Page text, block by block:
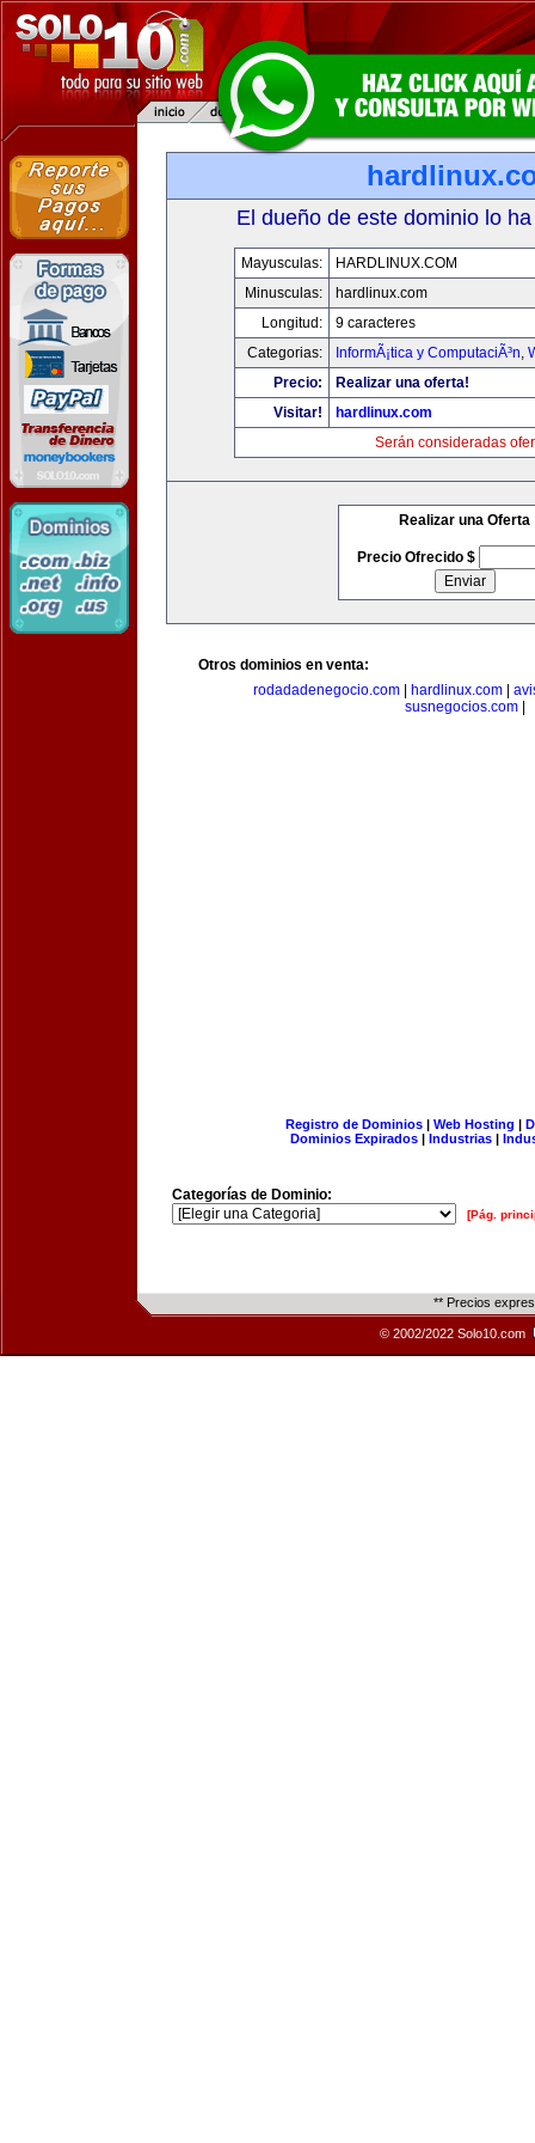
El dueño de este dominio lo
Mayusculas:
HARDLINUX.COM
Minusculas:
hardlinux.com
Longitud:
9 caracteres
Categorias:
InformÃ¡tica y ComputaciÃ³n,
Precio:
Realizar una oferta!
Visitar!
hardlinux.com
Serán consideradas
Realizar una Oferta
Precio Ofrecido $
Otros dominios en venta:
rodadadenegocio.com| hardlinux.com|
susnegocios.com|
Registro de Dominios| Web Hosting |
Dominios Expirados | Industrias |
Categorías de Dominio:
[Pág.
** Precios
© 2002/2022 Solo10.com